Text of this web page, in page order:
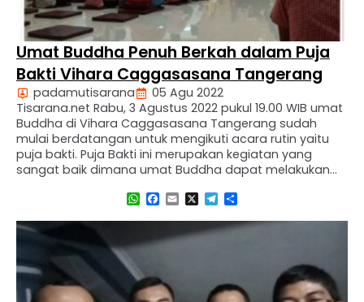
Umat Buddha Penuh Berkah dalam Puja
Bakti Vihara Caggasasana Tangerang
padamutisarana
05 Agu 2022
Tisarana.net Rabu, 3 Agustus 2022 pukul 19.00 WIB umat
Buddha di Vihara Caggasasana Tangerang sudah
mulai berdatangan untuk mengikuti acara rutin yaitu
puja bakti. Puja Bakti ini merupakan kegiatan yang
sangat baik dimana umat Buddha dapat melakukan
perbuatan. Perbuatan baik melalui pikiran, umat
WhatsApp
Facebook
Email
X Telegram